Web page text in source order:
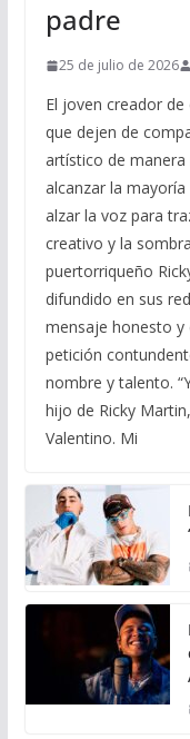
padre
25 de julio de 2026
El joven creador
que dejen de
artístico de
alcanzar la
alzar la voz para
creativo y la
puertorriqueño
difundido en sus
mensaje honesto y
petición
nombre y talento.
hijo de Ricky
Valentino. Mi